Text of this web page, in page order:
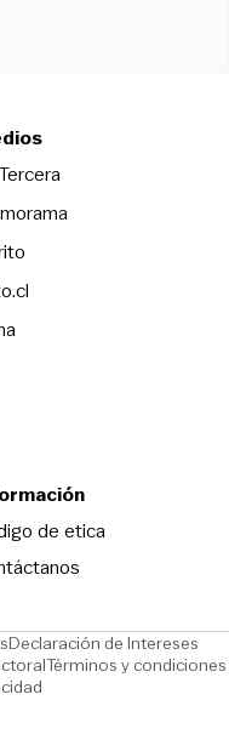
Opens in new
Opens in new window
de eticaOpens in new
Opens in new window
Declaración de Intereses
Opens in new window
Términos y condiciones